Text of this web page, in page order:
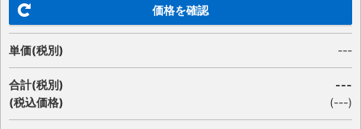
価格を確認
単価(税別) ---
合計(税別)
(税込価格)
---
(---)